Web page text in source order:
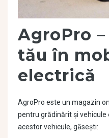
AgroPro
tău în
electrică
AgroPro este un magazin
pentru grădinărit și
acestor vehicule, găsești: